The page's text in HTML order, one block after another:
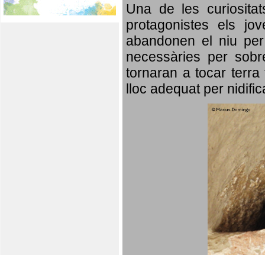
Una de les
protagonistes els
abandonen el niu
necessàries per
tornaran a tocar
lloc adequat per